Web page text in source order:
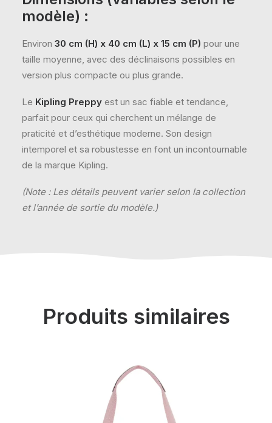
modèle) :
Environ 30 cm (H) x 40 cm (L) x 15 cm (P) pour une
taille moyenne, avec des déclinaisons possibles en
version plus compacte ou plus grande.
Le Kipling Preppy est un sac fiable et tendance,
parfait pour ceux qui cherchent un mélange de
praticité et d’esthétique moderne. Son design
intemporel et sa robustesse en font un incontournable
de la marque Kipling.
(Note : Les détails peuvent varier selon la collection
et l’année de sortie du modèle.)
Produits similaires